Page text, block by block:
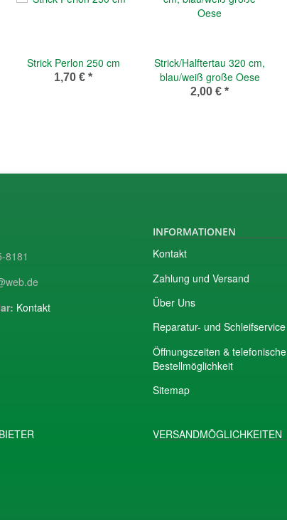
Strick Perlon 250 cm
1,70 € *
Strick/Halftertau 320 cm,
blau/weiß große Oese
2,00 € *
8181
Kontakt
INFORMATIONEN
Kontakt
Zahlung und Versand
Über Uns
Reparatur- und Schleifservice
Öffnungszeiten & telefonische
Bestellmöglichkeit
Sitemap
VERSANDMÖGLICHKEITEN